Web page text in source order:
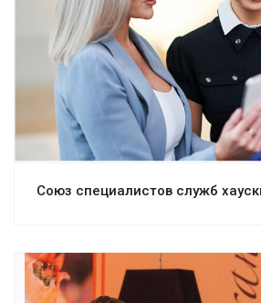
Смотреть проект
Союз специалистов служб